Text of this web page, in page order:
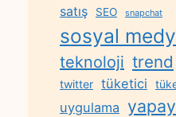
satış SEO snapchat
sosyal
teknoloji trend
twitter tüketici
uygulama